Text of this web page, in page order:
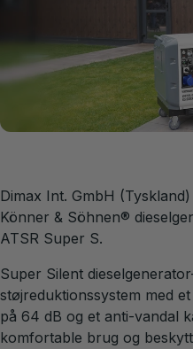
Dimax Int. GmbH
Könner & Söhnen®
ATSR Super S.
Super Silent
støjreduktionssystem med
på 64 dB og et anti-vandal
komfortable brug og